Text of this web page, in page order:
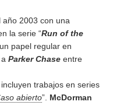
año 2003 con una
la serie “Run of the
papel regular en
Parker Chase entre
trabajos en series
abierto”. McDorman